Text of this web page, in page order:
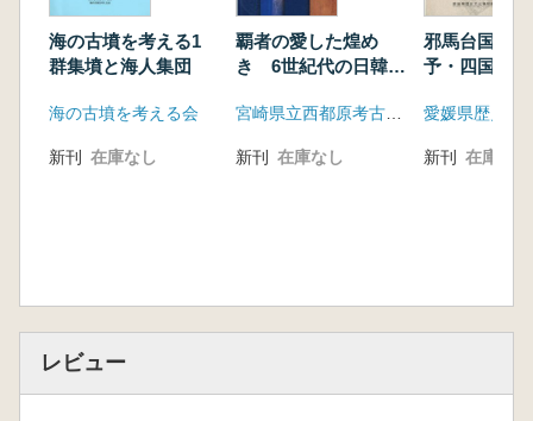
海の古墳を考える1
群集墳と海人集団
海の古墳を考える会
新刊 在庫なし
覇者の愛した煌め
き 6世紀代の日韓金
宮崎県立西都原考古博物館
新刊 在庫なし
邪馬台国時
予・四国
愛媛県歴史文
新刊 在庫なし
レビュー